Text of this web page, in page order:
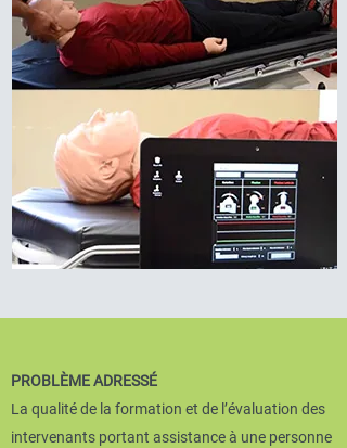
PROBLÈME ADRESSÉ
La qualité de la formation et de l’évaluation des
intervenants portant assistance à une personne